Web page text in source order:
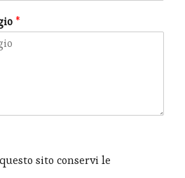
*
sito conservi le